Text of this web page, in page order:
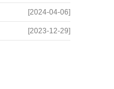
[2024-04-06]
[2023-12-29]